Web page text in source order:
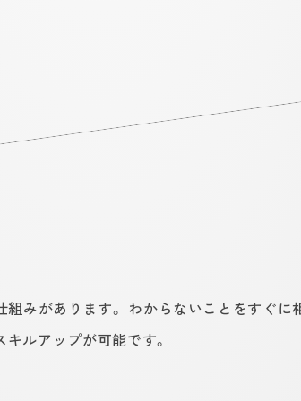
みがあります。 わからないことをすぐに
ルアップが可能です。